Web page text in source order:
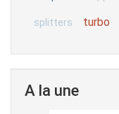
splitters turbo
A la une